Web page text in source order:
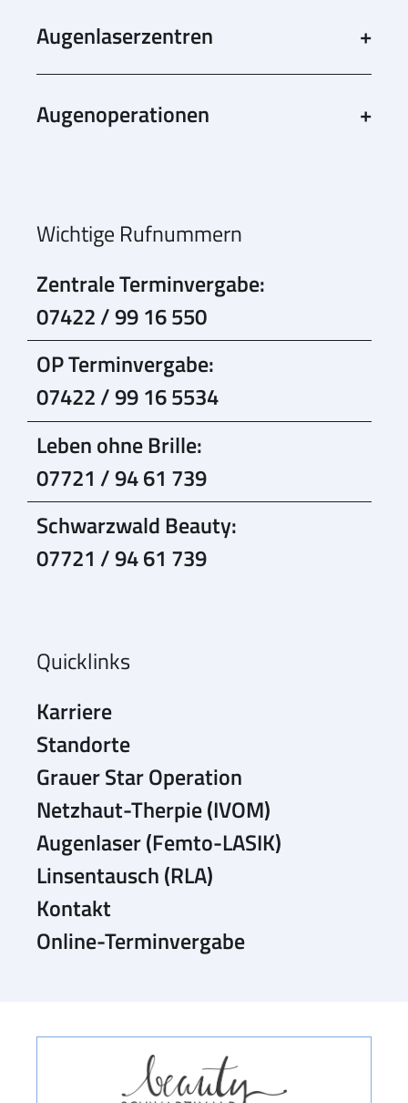
Augenlaserzentren
Augenoperationen
Wichtige Rufnummern
Zentrale Terminvergabe:
07422 / 99 16 550
OP Terminvergabe:
07422 / 99 16 5534
Leben ohne Brille:
07721 / 94 61 739
Schwarzwald Beauty:
07721 / 94 61 739
Quicklinks
Karriere
Standorte
Grauer Star Operation
Netzhaut-Therpie (IVOM)
Augenlaser (Femto-LASIK)
Linsentausch (RLA)
Kontakt
Online-Terminvergabe